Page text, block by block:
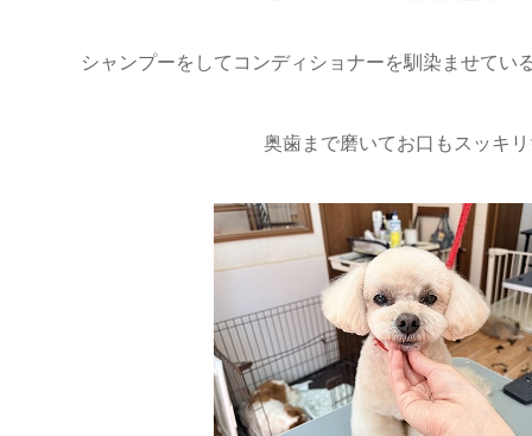
シャンプーをしてコンディショナーを馴染ませてい
奥歯まで磨いてお口もスッキリ